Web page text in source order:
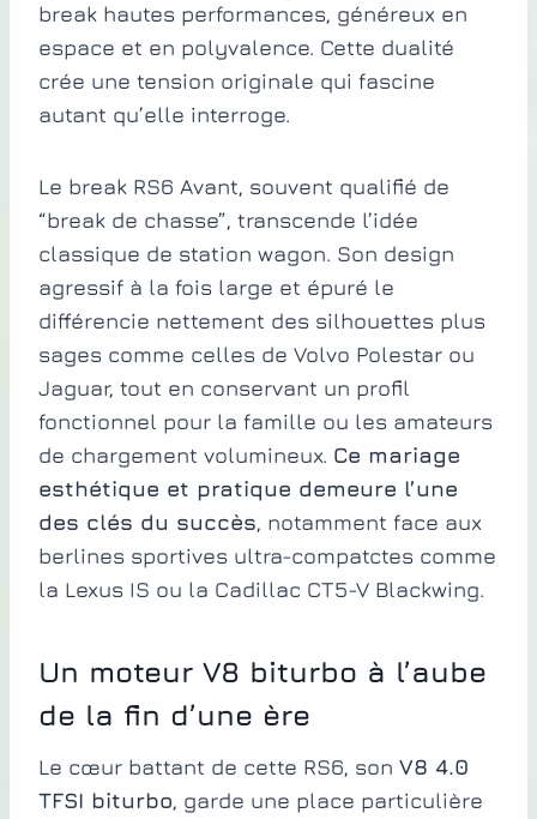
break hautes performances, généreux en
espace et en polyvalence. Cette dualité
crée une tension originale qui fascine
autant qu’elle interroge.
Le break RS6 Avant, souvent qualifié de
“break de chasse”, transcende l’idée
classique de station wagon. Son design
agressif à la fois large et épuré le
différencie nettement des silhouettes plus
sages comme celles de Volvo Polestar ou
Jaguar, tout en conservant un profil
fonctionnel pour la famille ou les amateurs
de chargement volumineux. Ce mariage
esthétique et pratique demeure l’une
des clés du succès, notamment face aux
berlines sportives ultra-compatctes comme
la Lexus IS ou la Cadillac CT5-V Blackwing.
Un moteur V8 biturbo à l’aube
de la fin d’une ère
Le cœur battant de cette RS6, son V8 4.0
TFSI biturbo, garde une place particulière